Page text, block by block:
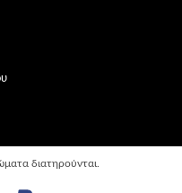
διατηρούνται.